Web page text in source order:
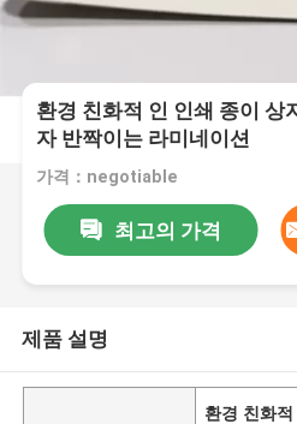
환경 친화적 인 인쇄 종이 상
자 반짝이는 라미네이션
가격：negotiable
최고의 가격
제품 설명
환경 친화